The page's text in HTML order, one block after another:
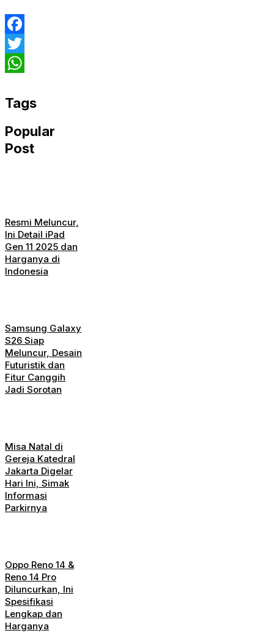
Facebook
Twitter
Tags
Popular
Post
Resmi Meluncur,
Ini Detail iPad
Gen 11 2025 dan
Harganya di
Indonesia
Samsung Galaxy
S26 Siap
Meluncur, Desain
Futuristik dan
Fitur Canggih
Jadi Sorotan
Misa Natal di
Gereja Katedral
Jakarta Digelar
Hari Ini, Simak
Informasi
Parkirnya
Oppo Reno 14 &
Reno 14 Pro
Diluncurkan, Ini
Spesifikasi
Lengkap dan
Harganya